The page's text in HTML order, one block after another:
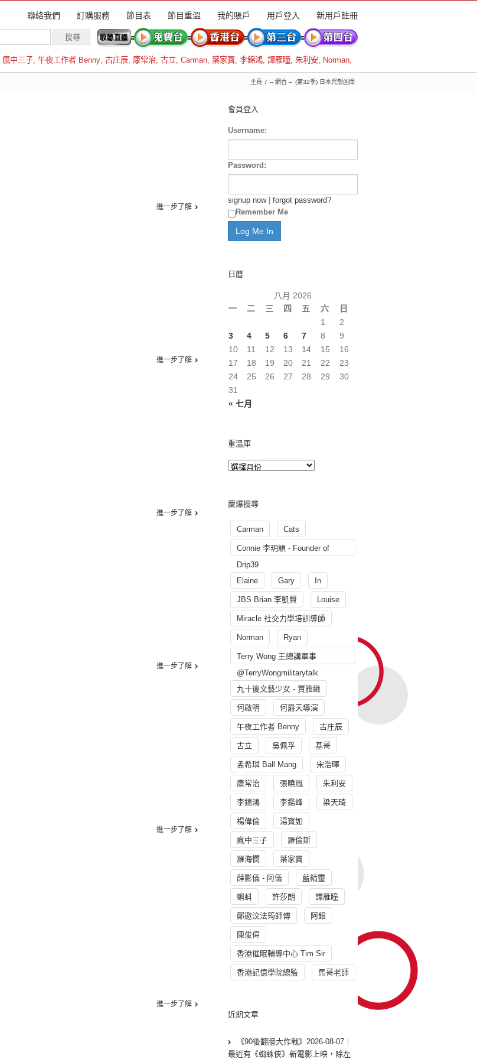
聯絡我們 訂購服務 節目表 節目重溫 我的賬戶 用戶登入 新用戶註冊
瘋中三子, 午夜工作者 Benny, 古庄辰, 康常治, 古立, Carman, 葉家寶, 李錦鴻, 譚雁瞳, 朱利安, Norman,
主頁 -- 網台 -- (第32季) 日本咒怨凶間
進一步了解
進一步了解
進一步了解
進一步了解
進一步了解
進一步了解
會員登入
Username:
Password:
signup now| forgot password?
Remember Me
日曆
八月 2026
一
二 三 四 五 六 日
« 七月
1
2
3
4 5 6 7 8
9
10
11 12 13 14 15
16
17
18 19 20 21 22
23
24
25 26 27 28 29
30
31
重溫庫
慶爆搜尋
Carman Cats
Connie 李玥穎 - Founder of
Drip39
Elaine
Gary In
JBS Brian 李凱賢 Louise
Miracle 社交力學培訓導師
Norman Ryan
Terry Wong 王總講軍事
@TerryWongmilitarytalk
九十後文藝少女 - 賈雅緻
何啟明 何爵天導演
午夜工作者 Benny 古庄辰
古立 吳佩孚 基哥
孟希璘 Ball Mang 宋浩暉
康常治 張曉嵐 朱利安
李錦鴻 李鑑峰 梁天琦
楊偉倫 湯寳如
瘋中三子 羅倫斯
羅海憫 葉家寶
薛影儀 - 阿儀 藍精靈
蝌蚪 許莎朗 譚雁瞳
鄭遨汶法筠師傅 阿銀
陳俊偉
香港催眠輔導中心 Tim Sir
香港記憶學院總監 馬哥老師
近期文章
《90後翻牆大作戰》2026-08-07︱
最近有《蜘蛛俠》新電影上映，除左